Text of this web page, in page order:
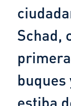
Schad,
buques
estiba